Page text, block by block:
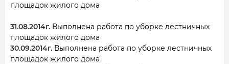
площадок жилого дома
31.08.2014г. Выполнена работа по уборке лестничных
площадок жилого дома
30.09.2014г. Выполнена работа по уборке лестничных
площадок жилого дома